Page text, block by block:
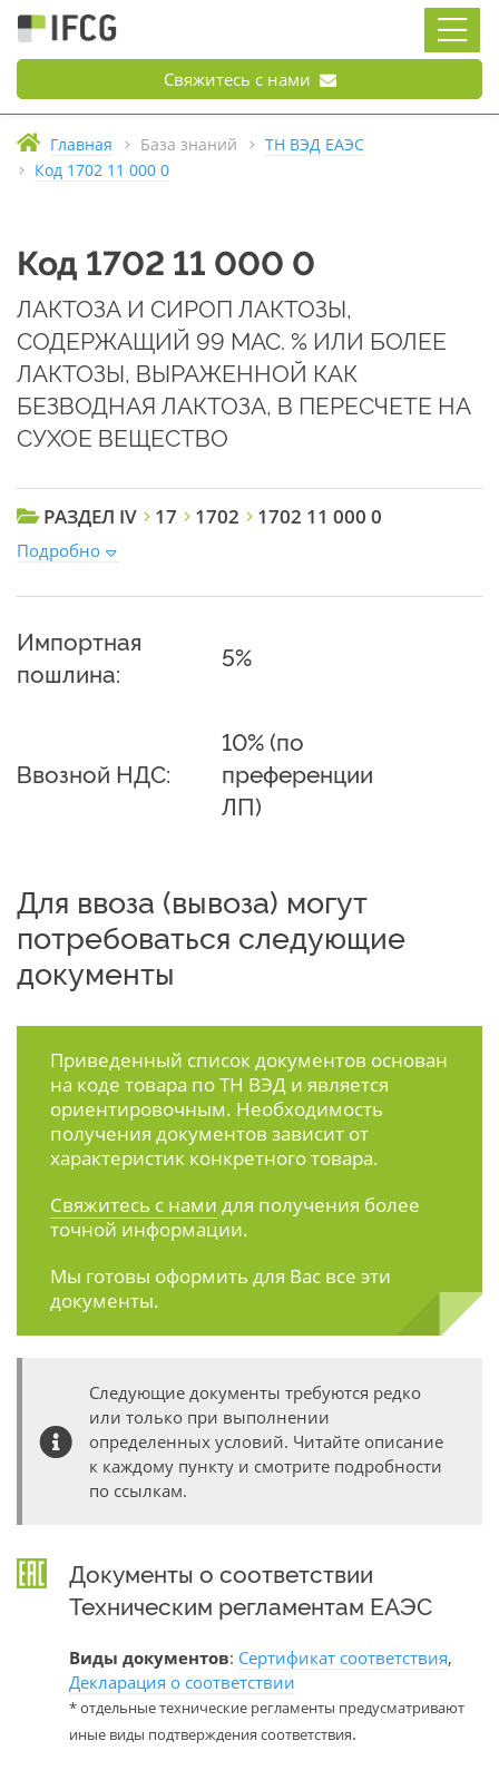
Свяжитесь с нами
Главная База знаний
ТН ВЭД ЕАЭС
Код 1702 11 000 0
Код 1702 11 000 0
ЛАКТОЗА И СИРОП ЛАКТОЗЫ,
СОДЕРЖАЩИЙ 99 МАС. % ИЛИ БОЛЕЕ
ЛАКТОЗЫ, ВЫРАЖЕННОЙ КАК
БЕЗВОДНАЯ ЛАКТОЗА, В ПЕРЕСЧЕТЕ НА
СУХОЕ ВЕЩЕСТВО
РАЗДЕЛ IV 17 1702 1702 11 000 0
Подробно
Импортная
пошлина:
5%
Ввозной НДС:
10% (по
преференции
ЛП)
Для ввоза (вывоза) могут
потребоваться следующие
документы
Приведенный список документов основан
на коде товара по ТН ВЭД и является
ориентировочным. Необходимость
получения документов зависит от
характеристик конкретного товара.
Свяжитесь с нами для получения более
точной информации.
Мы готовы оформить для Вас все эти
документы.
Следующие документы требуются редко
или только при выполнении
определенных условий. Читайте описание
к каждому пункту и смотрите подробности
по ссылкам.
Документы о соответствии
Техническим регламентам ЕАЭС
Виды документов: Сертификат соответствия,
Декларация о соответствии
* отдельные технические регламенты предусматривают
иные виды подтверждения соответствия.